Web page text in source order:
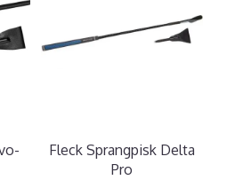
Fleck Sprangpisk Delta
Pro